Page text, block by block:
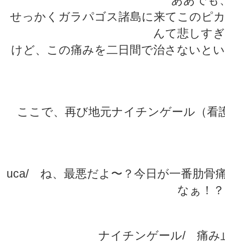
せっかくガラパゴス諸島に来てこのピ
んて悲しす
けど、この痛みを二日間で治さないと
ここで、再び地元ナイチンゲール（看
uca/ ね、最悪だよ〜？今日が一番肋骨
なぁ！？
ナイチンゲール/ 痛み